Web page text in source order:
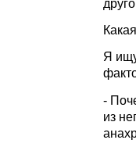
Я
-
из